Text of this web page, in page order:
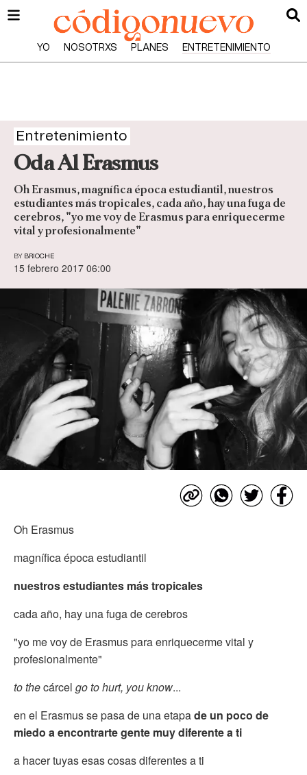
YO NOSOTRXS PLANES ENTRETENIMIENTO
Entretenimiento
Oda Al Erasmus
Oh Erasmus, magnífica época estudiantil, nuestros
estudiantes más tropicales, cada año, hay una fuga de
cerebros, "yo me voy de Erasmus para enriquecerme
vital y profesionalmente"
BY BRIOCHE
15 febrero 2017 06:00
Oh Erasmus
magnífica época estudiantil
nuestros estudiantes más tropicales
cada año, hay una fuga de cerebros
"yo me voy de Erasmus para enriquecerme vital y
profesionalmente"
to thecárcel go to hurt, you know...
en el Erasmus se pasa de una etapade un poco de
miedo a encontrarte gente muy diferente a ti
a hacer tuyas esas cosas diferentes a ti